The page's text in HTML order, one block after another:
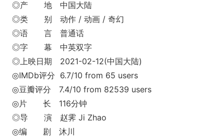
◎产 地 中国大陆
◎类 别 动作 / 动画 / 奇幻
◎语 言 普通话
◎字 幕 中英双字
◎上映日期 2021-02-12(中国大陆)
◎IMDb评分 6.7/10 from 65 users
◎豆瓣评分 7.4/10 from 82539 users
◎片 长 116分钟
◎导 演 赵霁 Ji Zhao
◎编 剧 沐川